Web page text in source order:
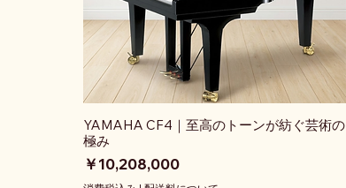
YAMAHA CF4｜至高のトーンが紡ぐ芸術の
極み
価格
￥10,208,000